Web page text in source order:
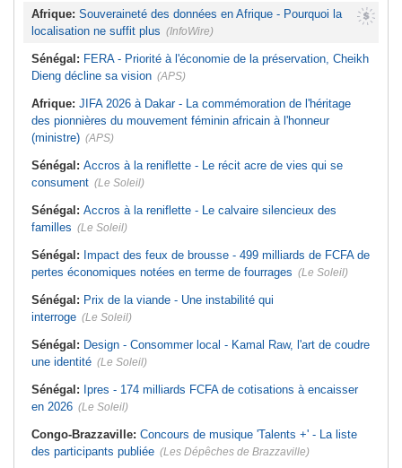
Afrique: Souveraineté des données en Afrique - Pourquoi la
localisation ne suffit plus (InfoWire)
Sénégal: FERA - Priorité à l'économie de la préservation, Cheikh
Dieng décline sa vision (APS)
Afrique: JIFA 2026 à Dakar - La commémoration de l'héritage
des pionnières du mouvement féminin africain à l'honneur
(ministre) (APS)
Sénégal: Accros à la reniflette - Le récit acre de vies qui se
consument (Le Soleil)
Sénégal: Accros à la reniflette - Le calvaire silencieux des
familles (Le Soleil)
Sénégal: Impact des feux de brousse - 499 milliards de FCFA de
pertes économiques notées en terme de fourrages (Le Soleil)
Sénégal: Prix de la viande - Une instabilité qui
interroge (Le Soleil)
Sénégal: Design - Consommer local - Kamal Raw, l'art de coudre
une identité (Le Soleil)
Sénégal: Ipres - 174 milliards FCFA de cotisations à encaisser
en 2026 (Le Soleil)
Congo-Brazzaville: Concours de musique 'Talents +' - La liste
des participants publiée (Les Dépêches de Brazzaville)